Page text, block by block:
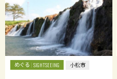
めぐる SIGHTSEEING 小松市